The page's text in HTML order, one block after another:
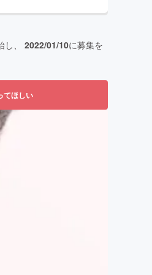
し、 2022/01/10に募集を
てほしい